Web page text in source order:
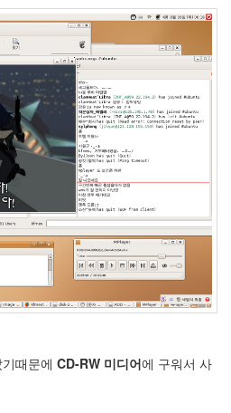
때문에 CD-RW 미디어에 구워서 사